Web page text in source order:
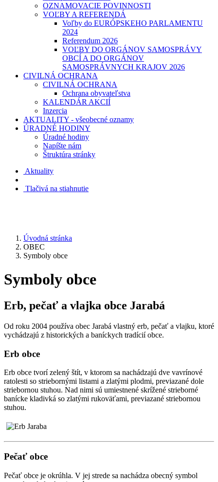
OZNAMOVACIE POVINNOSTI
VOĽBY A REFERENDÁ
Voľby do EURÓPSKEHO PARLAMENTU
2024
Referendum 2026
VOĽBY DO ORGÁNOV SAMOSPRÁVY
OBCÍ A DO ORGÁNOV
SAMOSPRÁVNYCH KRAJOV 2026
CIVILNÁ OCHRANA
CIVILNÁ OCHRANA
Ochrana obyvateľstva
KALENDÁR AKCIÍ
Inzercia
AKTUALITY - všeobecné oznamy
ÚRADNÉ HODINY
Úradné hodiny
Napíšte nám
Štruktúra stránky
Aktuality
Tlačivá na stiahnutie
Úvodná stránka
OBEC
Symboly obce
Symboly obce
Erb, pečať a vlajka obce Jarabá
Od roku 2004 používa obec Jarabá vlastný erb, pečať a vlajku, ktoré
vychádzajú z historických a baníckych tradícií obce.
Erb obce
Erb obce tvorí zelený štít, v ktorom sa nachádzajú dve vavrínové
ratolesti so striebornými listami a zlatými plodmi, previazané dole
striebornou stuhou. Nad nimi sú umiestnené skrížené strieborné
banícke kladivká so zlatými rukoväťami, previazané striebornou
stuhou.
Pečať obce
Pečať obce je okrúhla. V jej strede sa nachádza obecný symbol